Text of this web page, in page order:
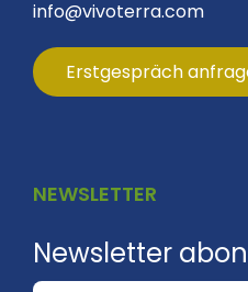
info@vivoterra.com
Erstgespräch
NEWSLETTER
Newsletter